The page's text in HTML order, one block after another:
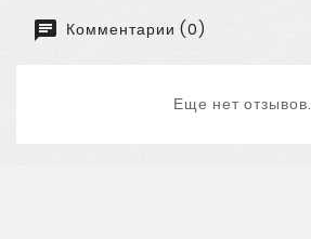
Комментарии (0)
Еще нет отзывов.